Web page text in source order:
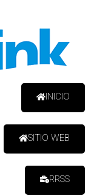
INICIO
SITIO WEB
RRSS